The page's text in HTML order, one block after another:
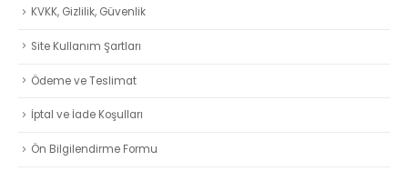
KVKK, Gizlilik, Güvenlik
Site Kullanım Şartları
Ödeme ve Teslimat
İptal ve İade Koşulları
Ön Bilgilendirme Formu